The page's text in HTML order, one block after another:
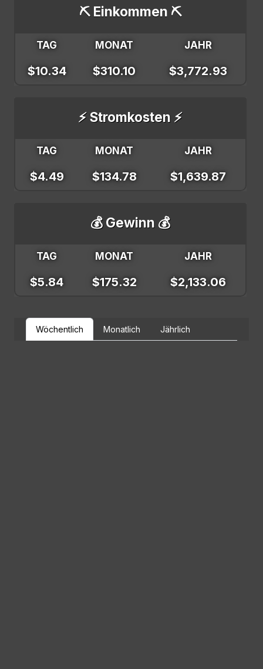
⛏️ Einkommen ⛏️
TAG MONAT JAHR
$10.34 $310.10 $3,772.93
⚡ Stromkosten ⚡
TAG MONAT JAHR
$4.49 $134.78 $1,639.87
💰 Gewinn 💰
TAG MONAT JAHR
$5.84 $175.32 $2,133.06
Wöchentlich Monatlich Jährlich